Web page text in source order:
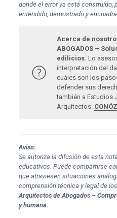
donde el error ya está construido,
entendido, demostrado y
Acerca de
ABOGADOS –
edilicios. Lo
interpretación del
cuáles son los
defender sus
también a Estudios
Arquitectos.
Aviso:
Se autoriza la difusión de esta
educativos. Puede compartirse
que atraviesen situaciones
comprensión técnica y legal de
Arquitectos de Abogados –
y humana.